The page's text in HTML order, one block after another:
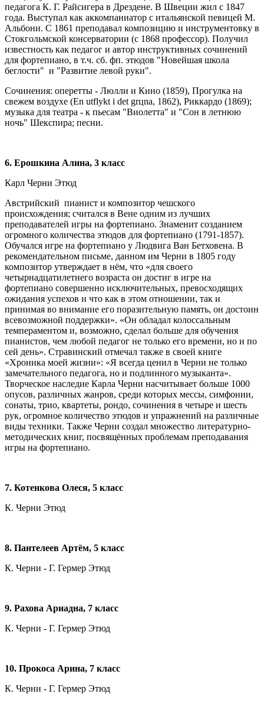
педагога К. Г. Райсигера в Дрездене. В Швеции жил с 1847
года. Выступал как аккомпаниатор с итальянской певицей М.
Альбони. С 1861 преподавал композицию и инструментовку в
Стокгольмской консерватории (с 1868 профессор). Получил
известность как педагог и автор инструктивных сочинений
для фортепиано, в т.ч. сб. фп. этюдов "Новейшая школа
беглости" и "Развитие левой руки".
Сочинения: оперетты - Люлли и Кино (1859), Прогулка на
свежем воздухе (En utflykt i det grцna, 1862), Риккардо (1869);
музыка для театра - к пьесам "Виолетта" и "Сон в летнюю
ночь" Шекспира; песни.
6. Ерошкина Алина, 3 класс
Карл Черни Этюд
Австрийский пианист и композитор чешского
происхождения; считался в Вене одним из лучших
преподавателей игры на фортепиано. Знаменит созданием
огромного количества этюдов для фортепиано (1791-1857).
Обучался игре на фортепиано у Людвига Ван Бетховена. В
рекомендательном письме, данном им Черни в 1805 году
композитор утверждает в нём, что «для своего
четырнадцатилетнего возраста он достиг в игре на
фортепиано совершенно исключительных, превосходящих
ожидания успехов и что как в этом отношении, так и
принимая во внимание его поразительную память, он достоин
всевозможной поддержки». «Он обладал колоссальным
темпераментом и, возможно, сделал больше для обучения
пианистов, чем любой педагог не только его времени, но и по
сей день». Стравинский отмечал также в своей книге
«Хроника моей жизни»: «Я всегда ценил в Черни не только
замечательного педагога, но и подлинного музыканта».
Творческое наследие Карла Черни насчитывает больше 1000
опусов, различных жанров, среди которых мессы, симфонии,
сонаты, трио, квартеты, рондо, сочинения в четыре и шесть
рук, огромное количество этюдов и упражнений на различные
виды техники. Также Черни создал множество литературно-
методических книг, посвящённых проблемам преподавания
игры на фортепиано.
7. Котенкова Олеся, 5 класс
К. Черни Этюд
8. Пантелеев Артём, 5 класс
К. Черни - Г. Гермер Этюд
9. Рахова Ариадна, 7 класс
К. Черни - Г. Гермер Этюд
10. Прокоса Арина, 7 класс
К. Черни - Г. Гермер Этюд